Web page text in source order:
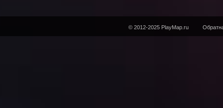
© 2012-2025 PlayMap.ru